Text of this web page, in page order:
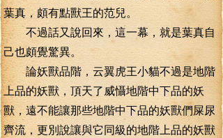
葉真，頗有點獸王的范兒。
不過話又說回來，這一幕，就是葉真自
己也頗覺驚異。
論妖獸品階，云翼虎王小貓不過是地階
上品的妖獸，頂天了威懾地階中下品的妖
獸，遠不能讓那些地階中下品的妖獸們屎尿
齊流，更別說讓與它同級的地階上品的妖獸